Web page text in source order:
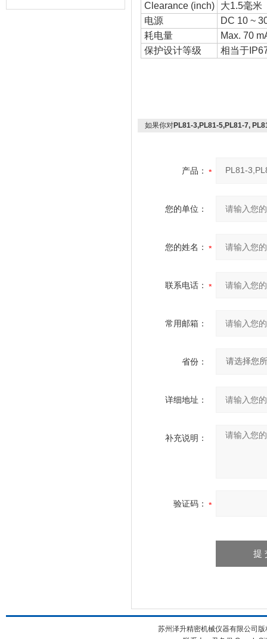
Clearance (inch)
大1.5毫米
电源
DC 10 ~
耗电量
Max. 70
保护设计等级
相当于
如果你对PL81-3,PL81-5,PL81-7,
产品：
您的单位：
您的姓名：
联系电话：
常用邮箱：
省份：
详细地址：
补充说明：
验证码：
苏州泽升精密机械仪器有限公司